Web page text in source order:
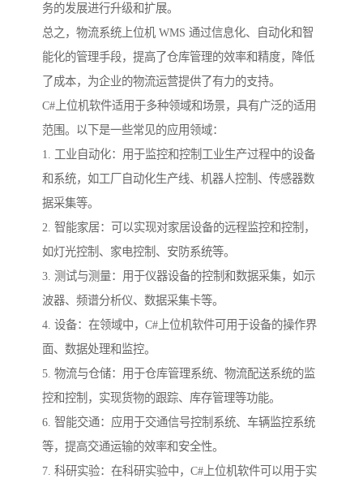
务的发展进行升级和扩展。
总之，物流系统上位机 WMS 通过信息化、自动化和智
能化的管理手段，提高了仓库管理的效率和精度，降低
了成本，为企业的物流运营提供了有力的支持。
C#上位机软件适用于多种领域和场景，具有广泛的适用
范围。以下是一些常见的应用领域：
1. 工业自动化：用于监控和控制工业生产过程中的设备
和系统，如工厂自动化生产线、机器人控制、传感器数
据采集等。
2. 智能家居：可以实现对家居设备的远程监控和控制，
如灯光控制、家电控制、安防系统等。
3. 测试与测量：用于仪器设备的控制和数据采集，如示
波器、频谱分析仪、数据采集卡等。
4. 设备：在领域中，C#上位机软件可用于设备的操作界
面、数据处理和监控。
5. 物流与仓储：用于仓库管理系统、物流配送系统的监
控和控制，实现货物的跟踪、库存管理等功能。
6. 智能交通：应用于交通信号控制系统、车辆监控系统
等，提高交通运输的效率和安全性。
7. 科研实验：在科研实验中，C#上位机软件可以用于实